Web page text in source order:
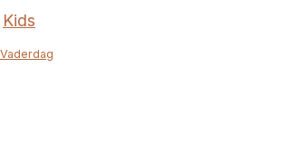
Kids
Vaderdag